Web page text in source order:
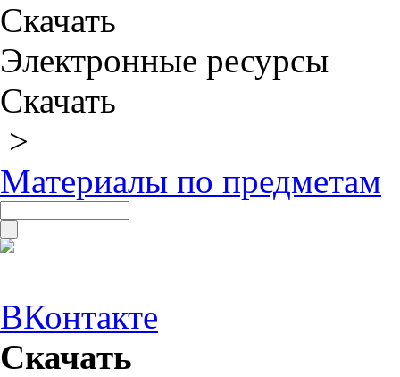
Скачать
Электронные ресурсы
Скачать
>
Материалы по предметам
ВКонтакте
Скачать